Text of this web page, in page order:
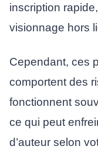
inscription
visionnage hors
Cependant, ces
comportent des
fonctionnent
ce qui peut
d’auteur selon